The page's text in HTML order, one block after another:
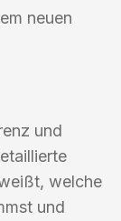
neuen
und
welche
und